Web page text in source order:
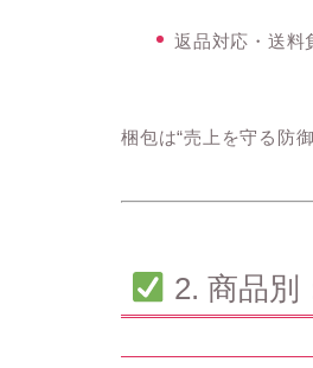
返品対応・送
梱包は“売上を守る防
2. 商品別